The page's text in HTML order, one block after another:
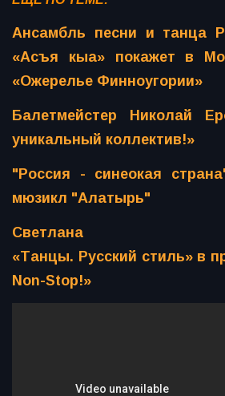
Ансамбль песни и танца
«Асъя кыа» покажет в
«Ожерелье Финноугории»
Балетмейстер Николай
уникальный коллектив!»
"Россия - синеокая
мюзикл "Алатырь"
Светлана
«Танцы. Русский стиль» в
Non-Stop!»